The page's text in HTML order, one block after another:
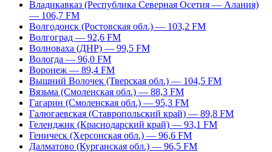
Владикавказ (Республика Северная Осетия — Алания)
— 106,7 FM
Волгодонск (Ростовская обл.) — 103,2 FM
Волгоград — 92,6 FM
Волноваха (ДНР) — 99,5 FM
Вологда — 96,0 FM
Воронеж — 89,4 FM
Вышний Волочек (Тверская обл.) — 104,5 FM
Вязьма (Смоленская обл.) — 88,3 FM
Гагарин (Смоленская обл.) — 95,3 FM
Галюгаевская (Ставропольский край) — 89,8 FM
Геленджик (Краснодарский край) — 93,1 FM
Геническ (Херсонская обл.) — 96,6 FM
Далматово (Курганская обл.) — 96,5 FM